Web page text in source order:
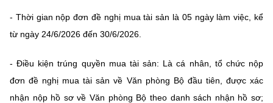
- Thời gian nộp đơn đề nghị mua tài sản là 05 ngày làm việc, kể
từ ngày 24/6/2026 đến 30/6/2026.
- Điều kiện trúng quyền mua tài sản: Là cá nhân, tổ chức nộp
đơn đề nghị mua tài sản về Văn phòng Bộ đầu tiên, được xác
nhận nộp hồ sơ về Văn phòng Bộ theo danh sách nhận hồ sơ;